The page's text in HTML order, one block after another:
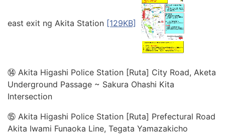
east exit ng Akita Station [129KB]
⑭ Akita Higashi Police Station [Ruta] City Road, Aketa
Underground Passage ~ Sakura Ohashi Kita
Intersection
⑮ Akita Higashi Police Station [Ruta] Prefectural Road
Akita Iwami Funaoka Line, Tegata Yamazakicho